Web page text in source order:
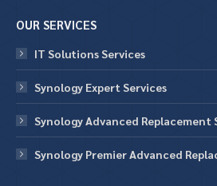
OUR SERVICES
IT Solutions Services
Synology Expert Services
Synology Advanced Replacement
Synology Premier Advanced